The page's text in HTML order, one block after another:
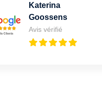
Katerina
Goossens
Avis vérifié